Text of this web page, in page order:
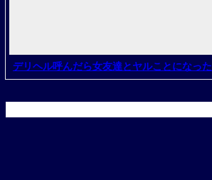
デリヘル呼んだら女友達とヤルことになった